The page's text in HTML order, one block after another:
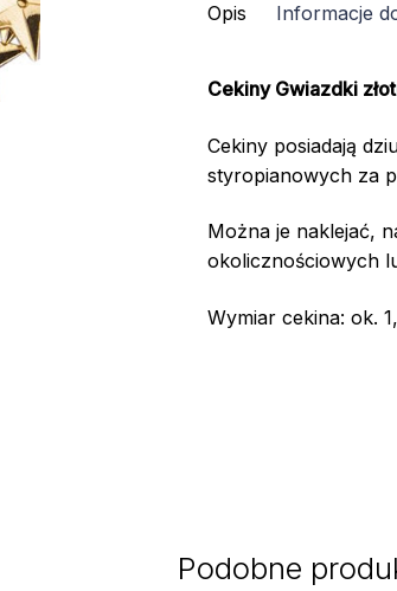
Opis Informacje
Cekiny Gwiazdki
Cekiny posiadają
styropianowych za
Można je naklejać,
okolicznościowych
Wymiar cekina: ok.
Podobne